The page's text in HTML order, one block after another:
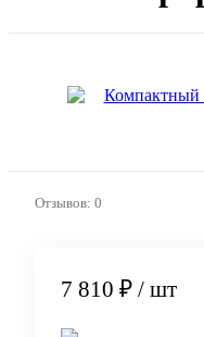
Отзывов: 0
7 810 ₽ / шт